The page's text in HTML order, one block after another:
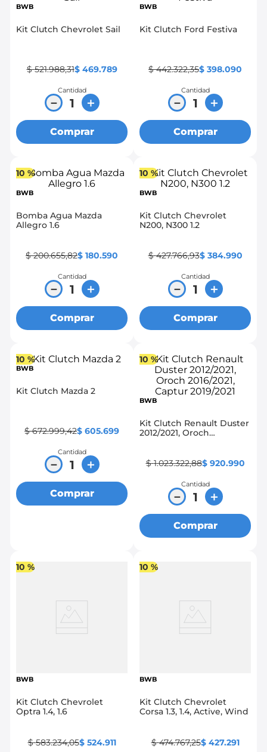
BWB
Kit Clutch Chevrolet Sail
$ 521.988,31$ 469.789
Cantidad
＋
－
Comprar
BWB
Kit Clutch Ford Festiva
$ 442.322,35$ 398.090
Cantidad
＋
－
Comprar
10 %
BWB
Bomba Agua Mazda
Allegro 1.6
$ 200.655,82$ 180.590
Cantidad
＋
－
Comprar
10 %
BWB
Kit Clutch Chevrolet
N200, N300 1.2
$ 427.766,93$ 384.990
Cantidad
＋
－
Comprar
10 %
BWB
Kit Clutch Mazda 2
$ 672.999,42$ 605.699
Cantidad
＋
－
Comprar
10 %
BWB
Kit Clutch Renault Duster
2012/2021, Oroch
$ 1.023.322,88$ 920.990
Cantidad
＋
－
Comprar
10 %
BWB
Kit Clutch Chevrolet
Optra 1.4, 1.6
$ 583.234,05$ 524.911
10 %
BWB
Kit Clutch Chevrolet
Corsa 1.3, 1.4, Active, Wind
$ 474.767,25$ 427.291